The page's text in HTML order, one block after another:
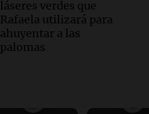
láseres verdes que
Rafaela utilizará para
ahuyentar a las
palomas